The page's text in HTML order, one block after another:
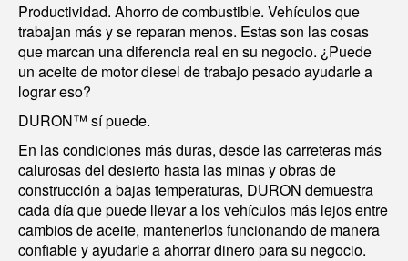
Productividad. Ahorro de combustible. Vehículos que
trabajan más y se reparan menos. Estas son las cosas
que marcan una diferencia real en su negocio. ¿Puede
un aceite de motor diesel de trabajo pesado ayudarle a
lograr eso?
DURON™ sí puede.
En las condiciones más duras, desde las carreteras más
calurosas del desierto hasta las minas y obras de
construcción a bajas temperaturas, DURON demuestra
cada día que puede llevar a los vehículos más lejos entre
cambios de aceite, mantenerlos funcionando de manera
confiable y ayudarle a ahorrar dinero para su negocio.